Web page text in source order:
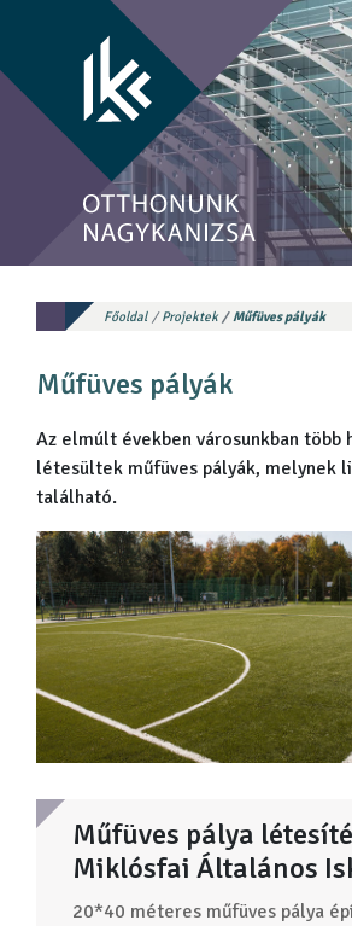
Főoldal Projektek Műfüves pályák
Műfüves pályák
Az elmúlt években városunkban több
létesültek műfüves pályák, melynek
található.
Műfüves pálya
Miklósfai Általános
20*40 méteres műfüves pálya